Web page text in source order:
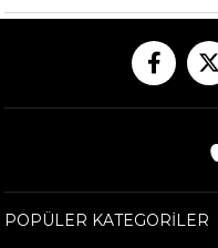
POPÜLER KATEGORİLER